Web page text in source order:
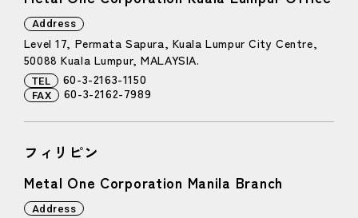
Address
Level 17, Permata Sapura, Kuala Lumpur City Centre,
50088 Kuala Lumpur, MALAYSIA.
TEL 60-3-2163-1150
FAX 60-3-2162-7989
フィリピン
Metal One Corporation Manila Branch
Address